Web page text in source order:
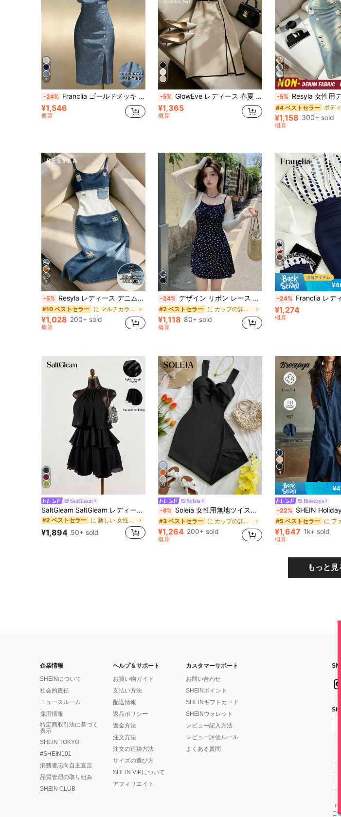
5
-24% Franclia ゴールドメッキ サテン ノースリーブ ウエストシェイプ スリット ミディ丈ドレス
¥1,546
概算
-5% GlowEve レディース 春夏 スクエアネック 半袖 コントラストトリム メタルボタン装飾 サイドスリット 裾 フィット スリム ウエストタイ ミディ丈ワンピース
¥1,365
概算
6
-5% Resyla 女性用デニム柄フィッ
#4 ベストセラー
¥1,158 300+ sold
概算
7
-5% Resyla レディース デニム風 パッチワーク ダメージ加工 万能キャミソールワンピース
#10 ベストセラー に マルチカラー 床まで届く丈のドレス
¥1,028 200+ sold
概算
-24% デザイン リボン レース パッチワーク フローラル ロマンチック キャミソールドレス エレガント サマー
#2 ベストセラー に カップの詳細 女性のドレス
¥1,118 80+ sold
概算
8
-24% Franclia レディース 水玉柄 キャップスリーブ プリ
¥1,274
概算
SaltGleam
SaltGleam SaltGleam レディース 無地 フレンチファッション マルチレイヤー フリルヘム ホルターネック タイストラップ ドレス
#2 ベストセラー に 新しい 女性用ミニドレス
¥1,894 50+ sold
21
Soleia
-8% Soleia 女性用無地ツイストデザイン フィッティング エレガントミディスリップドレス
#3 ベストセラー に カップの詳細 女性のドレス
¥1,264 200+ sold
概算
4
Breezaya
-22% SHEIN Holidaya レディース 無地 シングルブレスト マルチポケット カ
#5 ベストセラー
¥1,647 1k+ sold
概算
もっと見
企業情報
SHEINについて
社会的責任
ニュースルーム
採用情報
特定商取引法に基づく
表示
SHEIN TOKYO
#SHEIN101
消費者志向自主宣言
品質管理の取り組み
SHEIN CLUB
ヘルプ＆サポート
お買い物ガイド
支払い方法
配送情報
返品ポリシー
返金方法
注文方法
注文の追跡方法
サイズの選び方
SHEIN VIPについて
アフィリエイト
カスタマーサポート
お問い合わせ
SHEINポイント
SHEINギフトカード
SHEINウォレット
レビュー記入方法
レビュー評価ルール
よくある質問
ご